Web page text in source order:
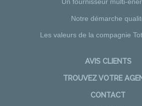
Un fournisseur multi-
Notre démarche
Les valeurs de la compagnie
AVIS CLIENTS
TROUVEZ VOTRE
CONTACT